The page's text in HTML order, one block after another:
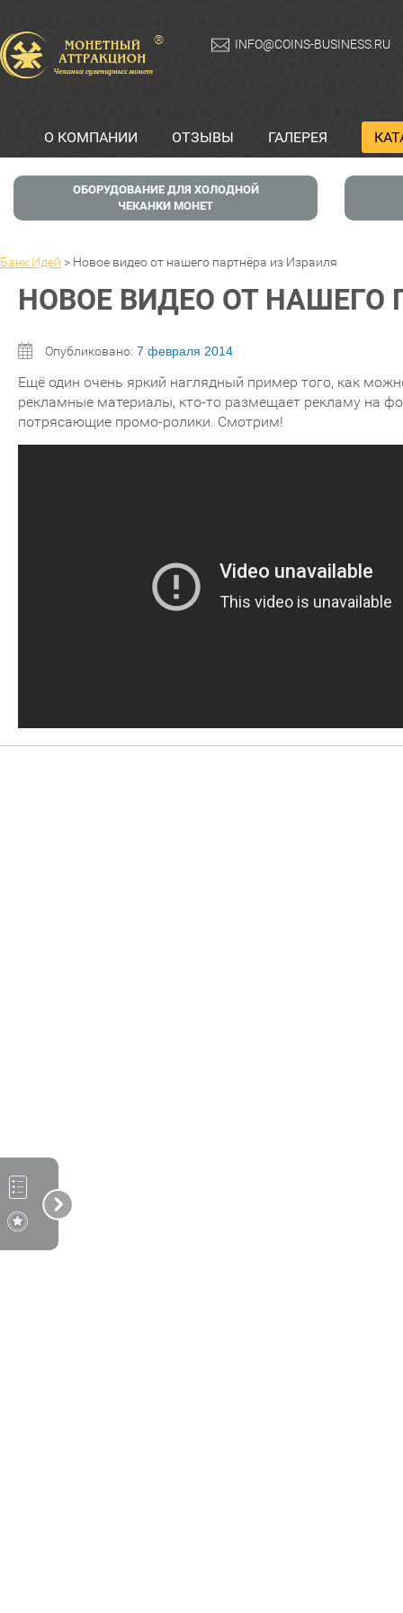
® INFO@COINS-BUSINESS.RU
О КОМПАНИИ ОТЗЫВЫ ГАЛЕРЕЯ
ОБОРУДОВАНИЕ ДЛЯ ХОЛОДНОЙ
ЧЕКАНКИ МОНЕТ
Банк Идей > Новое видео от нашего партнёра из Израиля
НОВОЕ ВИДЕО ОТ НАШЕГО
Опубликовано: 7 февраля 2014
Ещё один очень яркий наглядный пример того, как
рекламные материалы, кто-то размещает рекламу на
потрясающие промо-ролики. Смотрим!